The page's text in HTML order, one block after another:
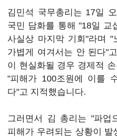
김민석 국무총리는 17일
국민 담화를 통해 "18일 교
사실상 마지막 기회"라며
가볍게 여겨서는 안 된다"
이 현실화될 경우 경제적
"피해가 100조원에 이를
다"고 지적했습니다.
그러면서 김 총리는 "파업
피해가 우려되는 상황이